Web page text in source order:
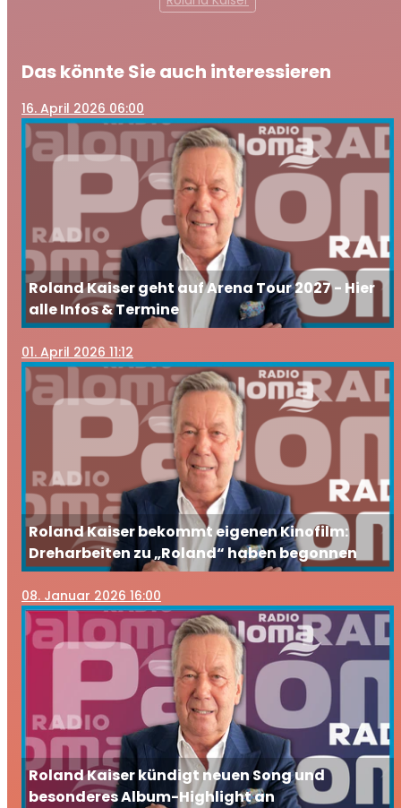
Das könnte Sie auch interessieren
16. April 2026 06:00
Roland Kaiser geht auf Arena Tour 2027 - Hier
alle Infos & Termine
01. April 2026 11:12
Roland Kaiser bekommt eigenen Kinofilm:
Dreharbeiten zu „Roland“ haben begonnen
08. Januar 2026 16:00
Roland Kaiser kündigt neuen Song und
besonderes Album-Highlight an